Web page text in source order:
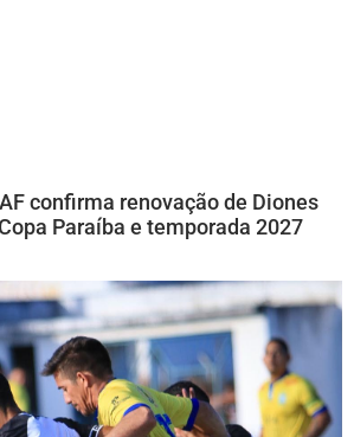
confirma renovação de Diones
Paraíba e temporada 2027